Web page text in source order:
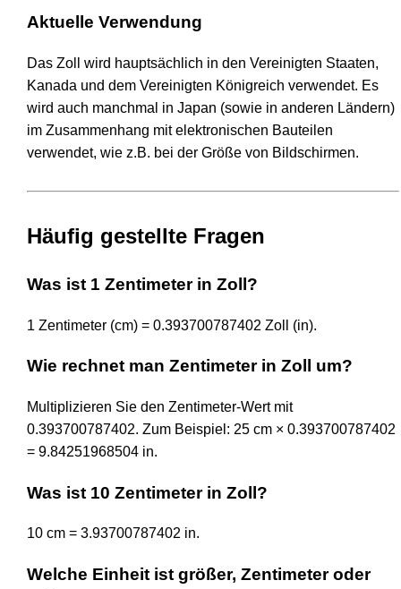
Aktuelle Verwendung
Das Zoll wird hauptsächlich in den Vereinigten Staaten,
Kanada und dem Vereinigten Königreich verwendet. Es
wird auch manchmal in Japan (sowie in anderen Ländern)
im Zusammenhang mit elektronischen Bauteilen
verwendet, wie z.B. bei der Größe von Bildschirmen.
Häufig gestellte Fragen
Was ist 1 Zentimeter in Zoll?
1 Zentimeter (cm) = 0.393700787402 Zoll (in).
Wie rechnet man Zentimeter in Zoll um?
Multiplizieren Sie den Zentimeter-Wert mit
0.393700787402. Zum Beispiel: 25 cm × 0.393700787402
= 9.84251968504 in.
Was ist 10 Zentimeter in Zoll?
10 cm = 3.93700787402 in.
Welche Einheit ist größer, Zentimeter oder